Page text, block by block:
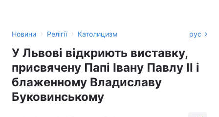
Новини › Релігії › Католицизм рус
У Львові відкриють виставку,
присвячену Папі Івану Павлу II і
блаженному Владиславу
Буковинському